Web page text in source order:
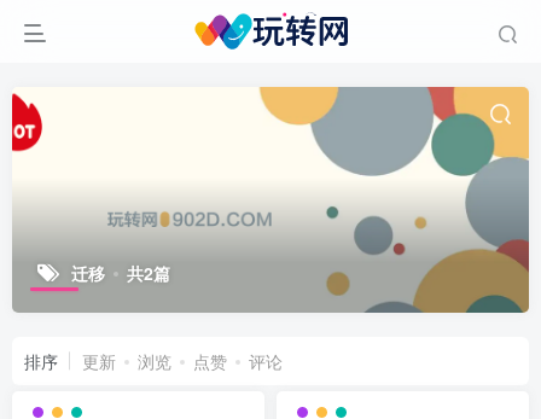
迁移 共2篇
排序 更新 浏览 点赞 评论